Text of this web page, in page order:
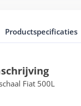
Productspecificaties
Fiat 500L